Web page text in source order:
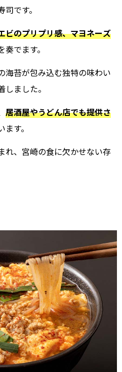
です。
ビのプリプリ感、マヨネーズ
奏でます。
海苔が包み込む独特の味わい
ました。
居酒屋やうどん店でも提供さ
す。
れ、宮崎の食に欠かせない存